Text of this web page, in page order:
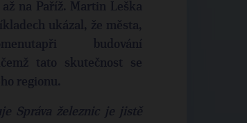
na Paříž. Martin Leška
ukázal, že města,
budování
tato skutečnost se
regionu.
Správa železnic je jistě